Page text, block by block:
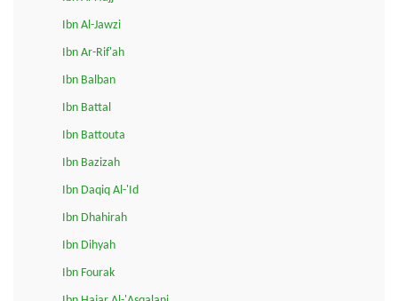
Ibn Al-Jawzi
Ibn Ar-Rif'ah
Ibn Balban
Ibn Battal
Ibn Battouta
Ibn Bazizah
Ibn Daqiq Al-'Id
Ibn Dhahirah
Ibn Dihyah
Ibn Fourak